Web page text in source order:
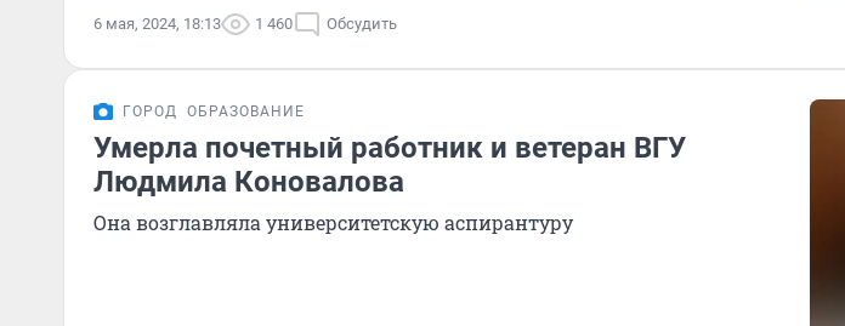
6 мая, 2024, 18:13 1 460 Обсудить
ГОРОД ОБРАЗОВАНИЕ
Умерла почетный работник и ветеран ВГУ
Людмила Коновалова
Она возглавляла университетскую аспирантуру